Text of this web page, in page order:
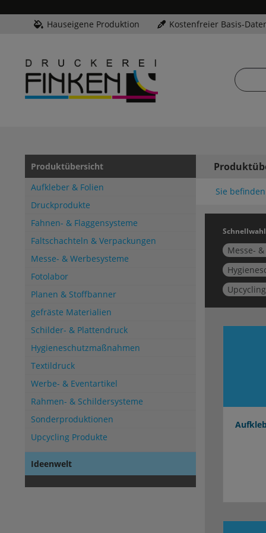
Hauseigene Produktion Kostenfreier Basis-
Produktübersicht
Aufkleber & Folien
Druckprodukte
Fahnen- & Flaggensysteme
Faltschachteln & Verpackungen
Messe- & Werbesysteme
Fotolabor
Planen & Stoffbanner
gefräste Materialien
Schilder- & Plattendruck
Hygieneschutzmaßnahmen
Textildruck
Werbe- & Eventartikel
Rahmen- & Schildersysteme
Sonderproduktionen
Upcycling Produkte
Ideenwelt
Sie
Schnellwahl
Messe-